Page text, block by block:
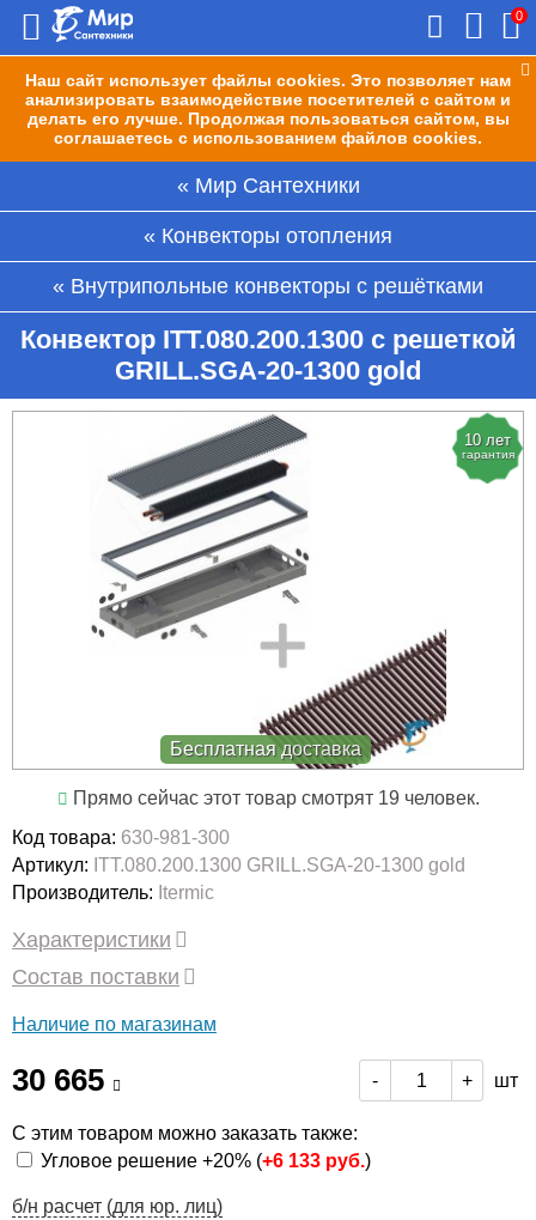
Наш сайт использует файлы cookies. Это позволяет нам
анализировать взаимодействие посетителей с сайтом и
делать его лучше. Продолжая пользоваться сайтом, вы
соглашаетесь с использованием файлов cookies.
0
Мир Сантехники
Конвекторы отопления
Внутрипольные конвекторы с решётками
Конвектор ITT.080.200.1300 с решеткой
GRILL.SGA-20-1300 gold
10 лет
гарантия
Бесплатная доставка
Прямо сейчас этот товар смотрят 19 человек.
Код товара: 630-981-300
Артикул: ITT.080.200.1300 GRILL.SGA-20-1300 gold
Производитель: Itermic
Характеристики
Состав поставки
Наличие по магазинам
30 665 - + шт
С этим товаром можно заказать также:
Угловое решение +20% (+6 133 руб.)
б/н расчет (для юр. лиц)